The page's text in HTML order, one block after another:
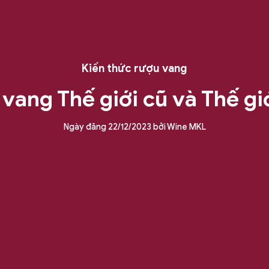
Kiến thức rượu vang
Thế giới cũ và Thế
Ngày đăng 22/12/2023bởiWine MKL